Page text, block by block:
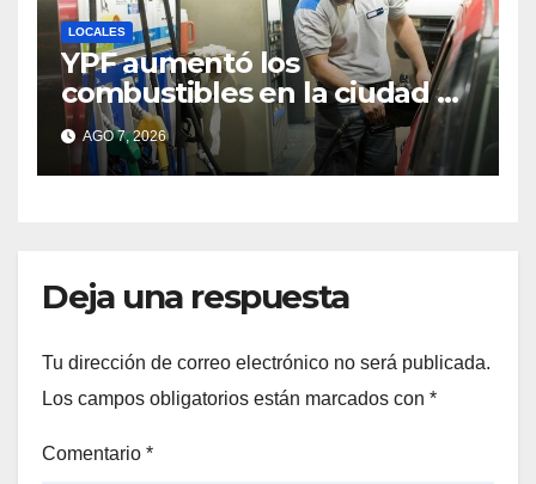
LOCALES
YPF aumentó los
combustibles en la ciudad de
Santa Fe: la nafta súper
superó los $2.100 y llenar el
tanque cuesta más de
AGO 7, 2026
Deja una respuesta
Tu dirección de correo electrónico no será publicada.
Los campos obligatorios están marcados con *
Comentario *